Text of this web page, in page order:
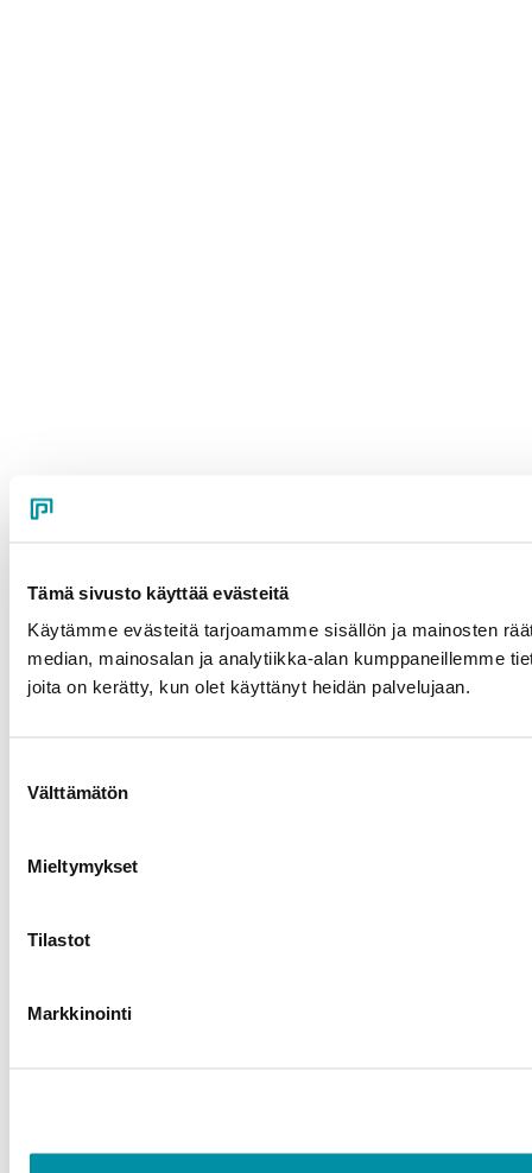
Tämä sivusto käyttää evästeitä
Käytämme evästeitä tarjoamamme sisällön ja mainosten
median, mainosalan ja analytiikka-alan kumppaneillemme
joita on kerätty, kun olet käyttänyt heidän palvelujaan.
valinta
Välttämätön
Mieltymykset
Tilastot
Markkinointi